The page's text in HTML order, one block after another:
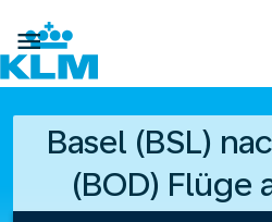

Basel (BSL)
(BOD) Flüge